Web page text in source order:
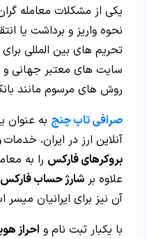
یکی از مشکلات معامله
نحوه واریز و برداشت یا
تحریم های بین المللی برای
سایت های معتبر جهانی و
روش های مرسوم مانند
صرافی تاپ چنج به عنوان
آنلاین ارز در ایران، خدمات
بروکرهای فارکس را به
علاوه بر شارژ حساب فارکس
آن نیز برای ایرانیان
با یکبار ثبت نام و احراز